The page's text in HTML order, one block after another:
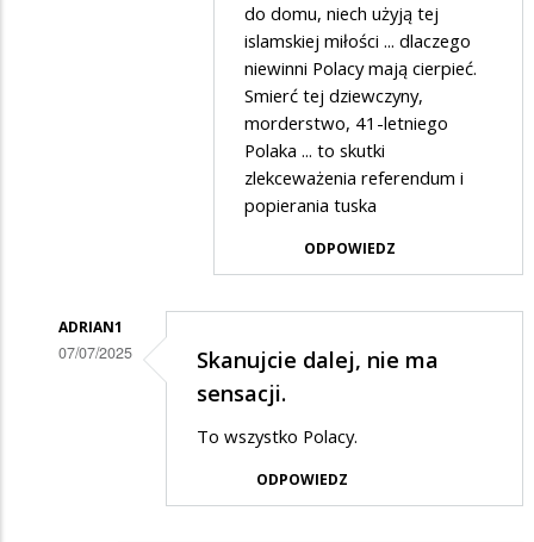
do domu, niech użyją tej
islamskiej miłości ... dlaczego
niewinni Polacy mają cierpieć.
Smierć tej dziewczyny,
morderstwo, 41-letniego
Polaka ... to skutki
zlekceważenia referendum i
popierania tuska
ODPOWIEDZ
ADRIAN1
07/07/2025
Skanujcie dalej, nie ma
sensacji.
To wszystko Polacy.
ODPOWIEDZ